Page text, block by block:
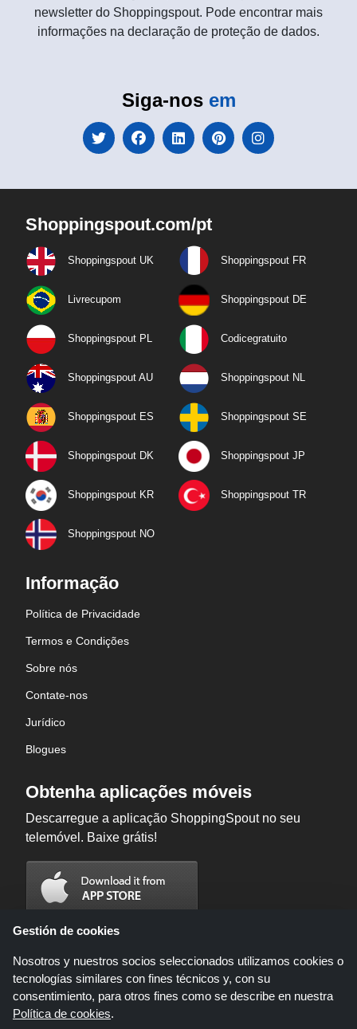
newsletter do Shoppingspout. Pode encontrar mais
informações na declaração de proteção de dados.
Siga-nos em
Shoppingspout.com/pt
Shoppingspout UK Shoppingspout FR
Livrecupom Shoppingspout DE
Shoppingspout PL Codicegratuito
Shoppingspout AU Shoppingspout NL
Shoppingspout ES Shoppingspout SE
Shoppingspout DK Shoppingspout JP
Shoppingspout KR Shoppingspout TR
Shoppingspout NO
Informação
Política de Privacidade
Termos e Condições
Sobre nós
Contate-nos
Jurídico
Blogues
Obtenha aplicações móveis
Descarregue a aplicação ShoppingSpout no seu
telemóvel. Baixe grátis!
Gestión de cookies
Nosotros y nuestros socios seleccionados utilizamos cookies o
tecnologías similares con fines técnicos y, con su
consentimiento, para otros fines como se describe en nuestra
Política de cookies.